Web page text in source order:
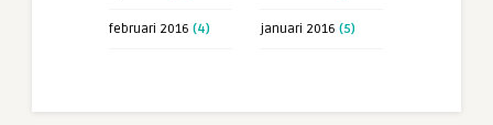
februari 2016 (4) januari 2016 (5)